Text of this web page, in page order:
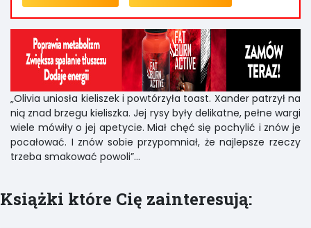
„Olivia uniosła kieliszek i powtórzyła toast. Xander patrzył na
nią znad brzegu kieliszka. Jej rysy były delikatne, pełne wargi
wiele mówiły o jej apetycie. Miał chęć się pochylić i znów je
pocałować. I znów sobie przypomniał, że najlepsze rzeczy
trzeba smakować powoli”...
Książki które Cię zainteresują: